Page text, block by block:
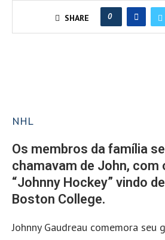
SHARE 0
NHL
Os membros da família
chamavam de John, com
“Johnny Hockey” vindo
Boston College.
Johnny Gaudreau comemora